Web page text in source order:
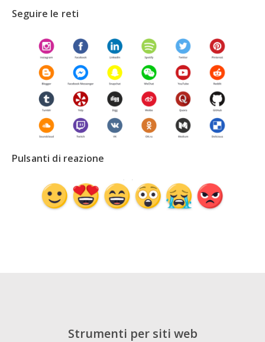
Seguire le reti
Pulsanti di reazione
Strumenti per siti web